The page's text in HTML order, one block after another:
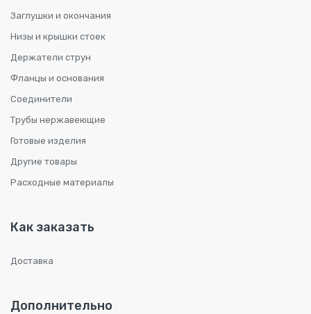
Заглушки и окончания
Низы и крышки стоек
Держатели струн
Фланцы и основания
Соединители
Трубы нержавеющие
Готовые изделия
Другие товары
Расходные материалы
Как заказать
Доставка
Дополнительно